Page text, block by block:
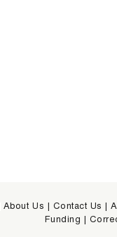
About Us | Contact Us |
Funding |